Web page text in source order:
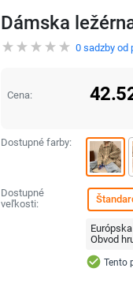
Dámska
0sadzby od
Cena:
Dostupné farby:
Dostupné
veľkosti:
Obvod
check_circle Tento